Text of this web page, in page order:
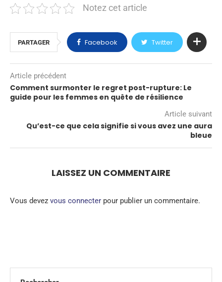
Notez cet article
PARTAGER Facebook Twitter
Article précédent
Comment surmonter le regret post-rupture: Le
guide pour les femmes en quête de résilience
Article suivant
Qu’est-ce que cela signifie si vous avez une aura
bleue
LAISSEZ UN COMMENTAIRE
Vous devez vous connecter pour publier un commentaire.